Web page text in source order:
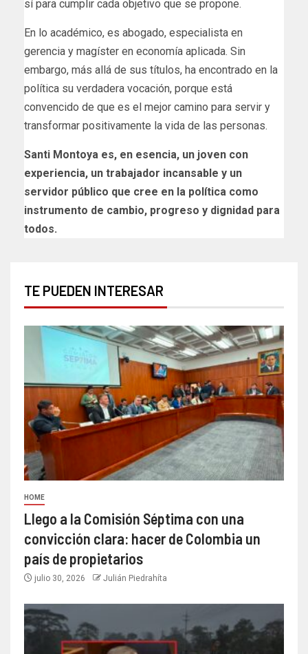
sí para cumplir cada objetivo que se propone.
En lo académico, es abogado, especialista en
gerencia y magíster en economía aplicada. Sin
embargo, más allá de sus títulos, ha encontrado en la
política su verdadera vocación, porque está
convencido de que es el mejor camino para servir y
transformar positivamente la vida de las personas.
Santi Montoya es, en esencia, un joven con
experiencia, un trabajador incansable y un
servidor público que cree en la política como
instrumento de cambio, progreso y dignidad para
todos.
TE PUEDEN INTERESAR
HOME
Llego a la Comisión Séptima con una
convicción clara: hacer de Colombia un
país de propietarios
julio 30, 2026 Julián Piedrahíta